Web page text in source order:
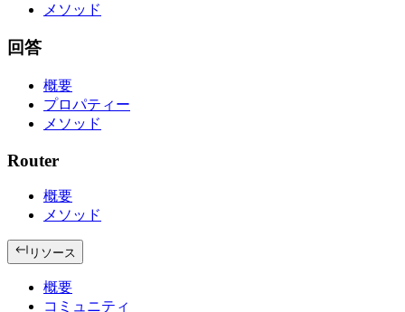
メソッド
回答
概要
プロパティー
メソッド
Router
概要
メソッド
リソース
概要
コミュニティ